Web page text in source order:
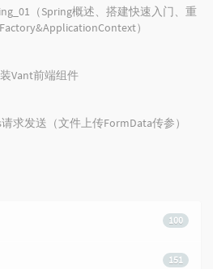
m
e
n
s
（Spring概述、搭建快速入门、重
）
Vant前端组件
求发送（文件上传FormData传参）
100
151